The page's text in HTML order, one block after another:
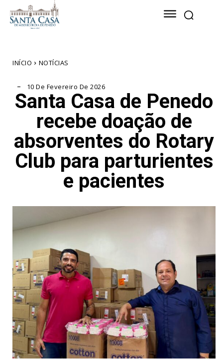
INÍCIO NOTÍCIAS
10 De Fevereiro De 2026
Santa Casa de Penedo
recebe doação de
absorventes do Rotary
Club para parturientes
e pacientes